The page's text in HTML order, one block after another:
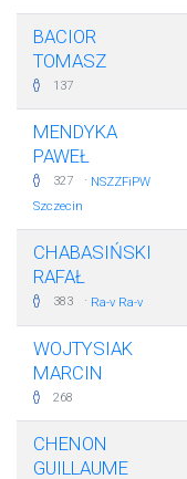
BACIOR
TOMASZ
137
MENDYKA
PAWEŁ
327 · NSZZFiPW
Szczecin
CHABASIŃSKI
RAFAŁ
383 · Ra-v Ra-v
WOJTYSIAK
MARCIN
268
CHENON
GUILLAUME